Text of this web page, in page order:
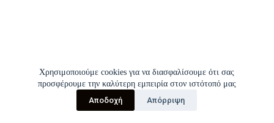
Χρησιμοποιούμε cookies για να διασφαλίσουμε ότι σας
προσφέρουμε την καλύτερη εμπειρία στον ιστότοπό μας
Αποδοχή
Απόρριψη